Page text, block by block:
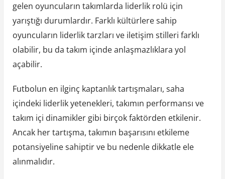
gelen oyuncuların takımlarda liderlik rolü için
yarıştığı durumlardır. Farklı kültürlere sahip
oyuncuların liderlik tarzları ve iletişim stilleri farklı
olabilir, bu da takım içinde anlaşmazlıklara yol
açabilir.
Futbolun en ilginç kaptanlık tartışmaları, saha
içindeki liderlik yetenekleri, takımın performansı ve
takım içi dinamikler gibi birçok faktörden etkilenir.
Ancak her tartışma, takımın başarısını etkileme
potansiyeline sahiptir ve bu nedenle dikkatle ele
alınmalıdır.